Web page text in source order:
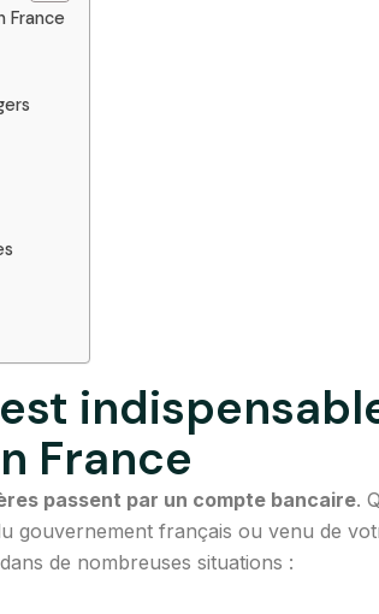
France
France
passent par un compte bancaire.
gouvernement français ou venu de
de nombreuses situations :